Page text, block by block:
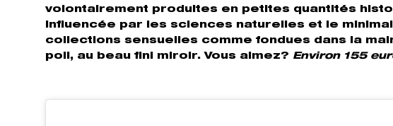
volontairement produites en petites quantités
Influencée par les sciences naturelles et le
collections sensuelles comme fondues dans la
poli, au beau fini miroir. Vous aimez? Environ 155